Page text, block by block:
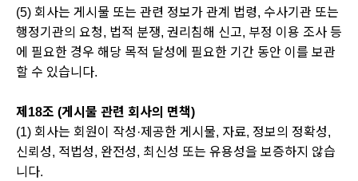
(5) 회사는 게시물 또는 관련 정보가 관계 법령, 수사기관 또는
행정기관의 요청, 법적 분쟁, 권리침해 신고, 부정 이용 조사 등
에 필요한 경우 해당 목적 달성에 필요한 기간 동안 이를 보관
할 수 있습니다.
제18조 (게시물 관련 회사의 면책)
(1) 회사는 회원이 작성·제공한 게시물, 자료, 정보의 정확성,
신뢰성, 적법성, 완전성, 최신성 또는 유용성을 보증하지 않습
니다.